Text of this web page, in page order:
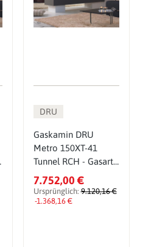
DRU
Gaskamin DRU
Metro 150XT-41
Tunnel RCH - Gasart:
Erdgas G25 (L/LL) -
Glasscheibe: ohne
CV-Glas - PowerVent
7.752,00 €
Ursprünglich:9.120,16 €
-1.368,16 €